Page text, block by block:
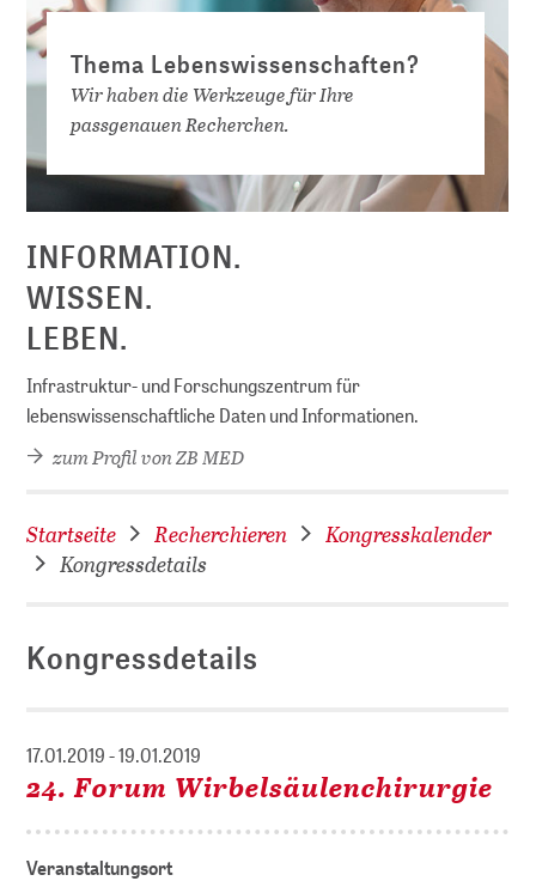
Thema Lebenswissenschaften?
Wir haben die Werkzeuge für Ihre
passgenauen Recherchen.
INFORMATION.
WISSEN.
LEBEN.
Infrastruktur- und Forschungszentrum für
lebenswissenschaftliche Daten und Informationen.
zum Profil von ZB MED
Startseite Recherchieren
Kongresskalender
Kongressdetails
Kongressdetails
17.01.2019 - 19.01.2019
24. Forum Wirbelsäulenchirurgie
Veranstaltungsort